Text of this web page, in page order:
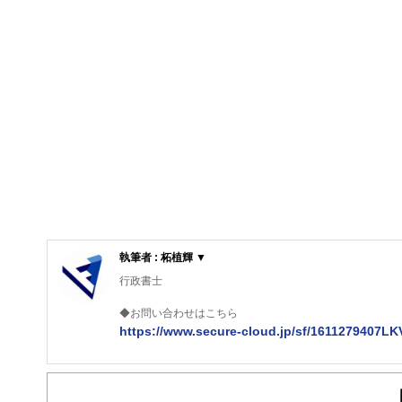
執筆者 : 柘植輝 ▼
行政書士
◆お問い合わせはこちら
https://www.secure-cloud.jp/sf/
２級ファイナンシャルプランナー
現在では行政書士・ファイナンシャルプランナーとして